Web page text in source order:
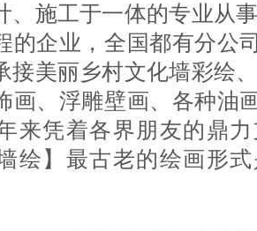
、施工于一体的专业从
的企业，全国都有分公
接美丽乡村文化墙彩绘
画、浮雕壁画、各种油
来凭着各界朋友的鼎
绘】最古老的绘画形